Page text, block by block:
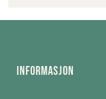
Informasjon